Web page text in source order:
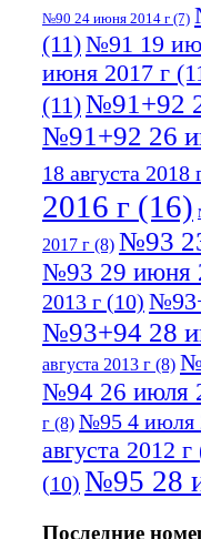
№90 24 июня 2014 г (7)
(11)№91 19
июня 2017 г
(11)№91+92
№91+92 26
18 августа 2018
2016 г (16)
2017 г (8) №93
№93 29 июня
2013 г (10)
№93+94 28
августа 2013 г (8)
№94 26 июля
г (8) №95 4 июля
августа 2012 г
(10) №95 28
Последние